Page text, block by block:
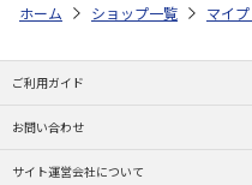
ホーム ショップ一覧 マイ
ご利用ガイド
お問い合わせ
サイト運営会社について